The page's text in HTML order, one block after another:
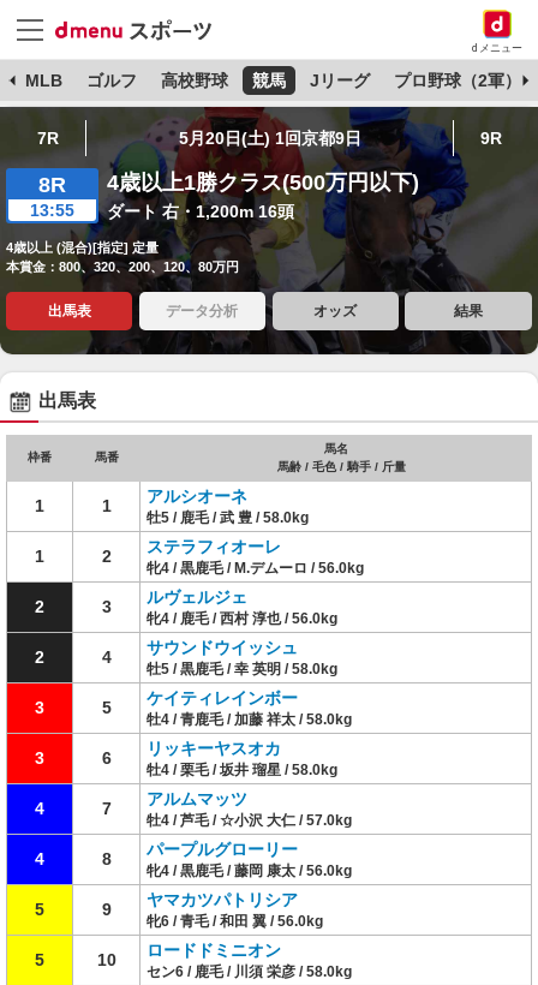
dメニュー
MLB ゴルフ 高校野球 競馬 Jリーグ プロ野球（2軍）
7R 5月20日(土) 1回京都9日 9R
8R
13:55
4歳以上1勝クラス(500万円以下)
ダート 右・1,200m 16頭
4歳以上 (混合)[指定] 定量
本賞金：800、320、200、120、80万円
出馬表 データ分析 オッズ 結果
出馬表
枠番 馬番
馬名
馬齢 / 毛色 / 騎手 / 斤量
1 1 アルシオーネ
牡5 / 鹿毛 / 武 豊 / 58.0kg
1 2 ステラフィオーレ
牝4 / 黒鹿毛 / M.デムーロ / 56.0kg
2 3 ルヴェルジェ
牝4 / 鹿毛 / 西村 淳也 / 56.0kg
2 4 サウンドウイッシュ
牡5 / 黒鹿毛 / 幸 英明 / 58.0kg
3 5 ケイティレインボー
牡4 / 青鹿毛 / 加藤 祥太 / 58.0kg
3 6 リッキーヤスオカ
牡4 / 栗毛 / 坂井 瑠星 / 58.0kg
4 7 アルムマッツ
牡4 / 芦毛 / ☆小沢 大仁 / 57.0kg
4 8 パープルグローリー
牝4 / 黒鹿毛 / 藤岡 康太 / 56.0kg
5 9 ヤマカツパトリシア
牝6 / 青毛 / 和田 翼 / 56.0kg
5 10 ロードドミニオン
セン6 / 鹿毛 / 川須 栄彦 / 58.0kg